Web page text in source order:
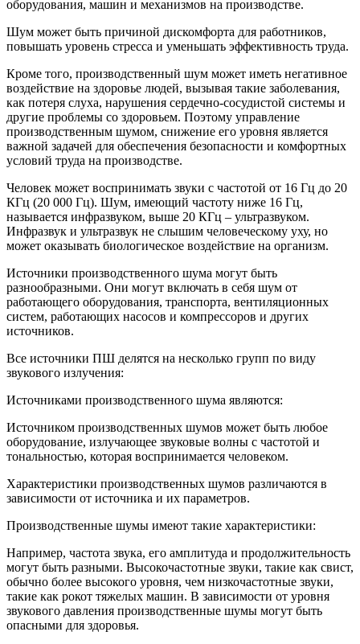
оборудования, машин и механизмов на производстве.
Шум может быть причиной дискомфорта для работников,
повышать уровень стресса и уменьшать эффективность труда.
Кроме того, производственный шум может иметь негативное
воздействие на здоровье людей, вызывая такие заболевания,
как потеря слуха, нарушения сердечно-сосудистой системы и
другие проблемы со здоровьем. Поэтому управление
производственным шумом, снижение его уровня является
важной задачей для обеспечения безопасности и комфортных
условий труда на производстве.
Человек может воспринимать звуки с частотой от 16 Гц до 20
КГц (20 000 Гц). Шум, имеющий частоту ниже 16 Гц,
называется инфразвуком, выше 20 КГц – ультразвуком.
Инфразвук и ультразвук не слышим человеческому уху, но
может оказывать биологическое воздействие на организм.
Источники производственного шума могут быть
разнообразными. Они могут включать в себя шум от
работающего оборудования, транспорта, вентиляционных
систем, работающих насосов и компрессоров и других
источников.
Все источники ПШ делятся на несколько групп по виду
звукового излучения:
Источниками производственного шума являются:
Источником производственных шумов может быть любое
оборудование, излучающее звуковые волны с частотой и
тональностью, которая воспринимается человеком.
Характеристики производственных шумов различаются в
зависимости от источника и их параметров.
Производственные шумы имеют такие характеристики:
Например, частота звука, его амплитуда и продолжительность
могут быть разными. Высокочастотные звуки, такие как свист,
обычно более высокого уровня, чем низкочастотные звуки,
такие как рокот тяжелых машин. В зависимости от уровня
звукового давления производственные шумы могут быть
опасными для здоровья.